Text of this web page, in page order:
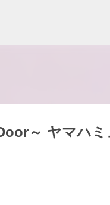
～ ヤマハ